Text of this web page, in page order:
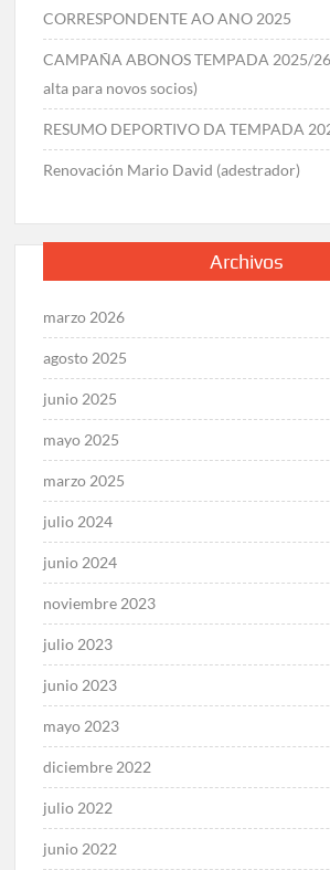
CORRESPONDENTE AO ANO 2025
CAMPAÑA ABONOS TEMPADA 2025/
alta para novos socios)
RESUMO DEPORTIVO DA TEMPADA
Renovación Mario David (adestrador)
Archivos
marzo 2026
agosto 2025
junio 2025
mayo 2025
marzo 2025
julio 2024
junio 2024
noviembre 2023
julio 2023
junio 2023
mayo 2023
diciembre 2022
julio 2022
junio 2022